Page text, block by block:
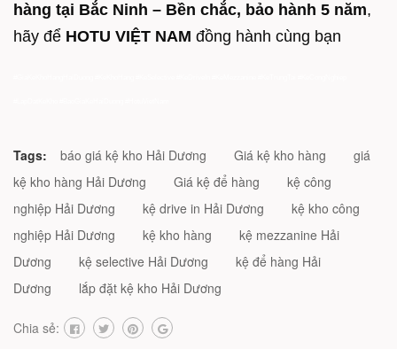
hàng tại Bắc Ninh – Bền chắc, bảo hành 5 năm,
hãy để HOTU VIỆT NAM đồng hành cùng bạn
Tags: báo giá kệ kho Hải Dương Giá kệ kho hàng
giá
kệ kho hàng Hải Dương
Giá kệ để hàng
kệ công
nghiệp Hải Dương
kệ drive in Hải Dương
kệ kho công
nghiệp Hải Dương
kệ kho hàng
kệ mezzanine Hải
Dương
kệ selective Hải Dương
kệ để hàng Hải
Dương
lắp đặt kệ kho Hải Dương
Chia sẻ: